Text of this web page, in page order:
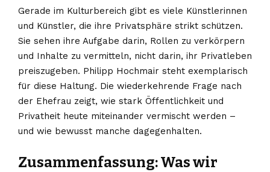
Gerade im Kulturbereich gibt es viele Künstlerinnen
und Künstler, die ihre Privatsphäre strikt schützen.
Sie sehen ihre Aufgabe darin, Rollen zu verkörpern
und Inhalte zu vermitteln, nicht darin, ihr Privatleben
preiszugeben. Philipp Hochmair steht exemplarisch
für diese Haltung. Die wiederkehrende Frage nach
der Ehefrau zeigt, wie stark Öffentlichkeit und
Privatheit heute miteinander vermischt werden –
und wie bewusst manche dagegenhalten.
Zusammenfassung: Was wir